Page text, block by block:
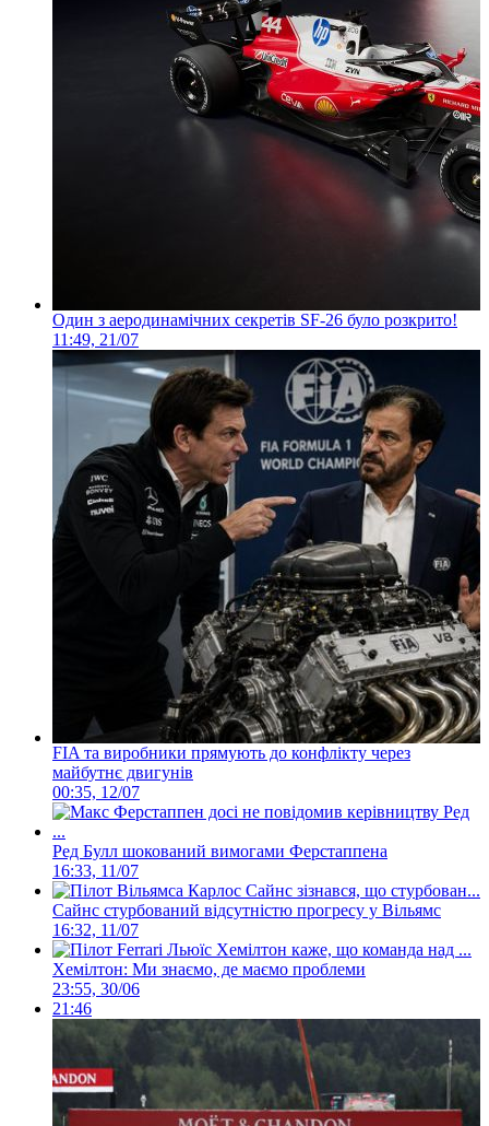
Один з аеродинамічних секретів SF-26 було розкрито!
11:49, 21/07
FIA та виробники прямують до конфлікту через
майбутнє двигунів
00:35, 12/07
Ред Булл шокований вимогами Ферстаппена
16:33, 11/07
Сайнс стурбований відсутністю прогресу у Вільямс
16:32, 11/07
Хемілтон: Ми знаємо, де маємо проблеми
23:55, 30/06
21:46